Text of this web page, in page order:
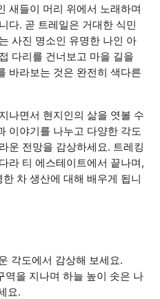
새들이 머리 위에서 노래하며
다. 곧 트레일은 거대한 식민
사진 명소인 유명한 나인 아
다리를 건너보고 마을 길을
바라보는 것은 완전히 색다른
나면서 현지인의 삶을 엿볼 수
이야기를 나누고 다양한 각도
운 전망을 감상하세요. 트레킹
라 티 에스테이트에서 끝나며,
차 생산에 대해 배우게 됩니
각도에서 감상해 보세요.
을 지나며 하늘 높이 솟은 나
요.